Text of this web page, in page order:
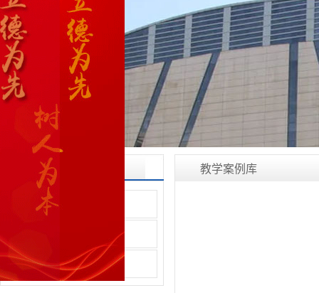
专业认证
认证动态
教学案例库
教学案例库